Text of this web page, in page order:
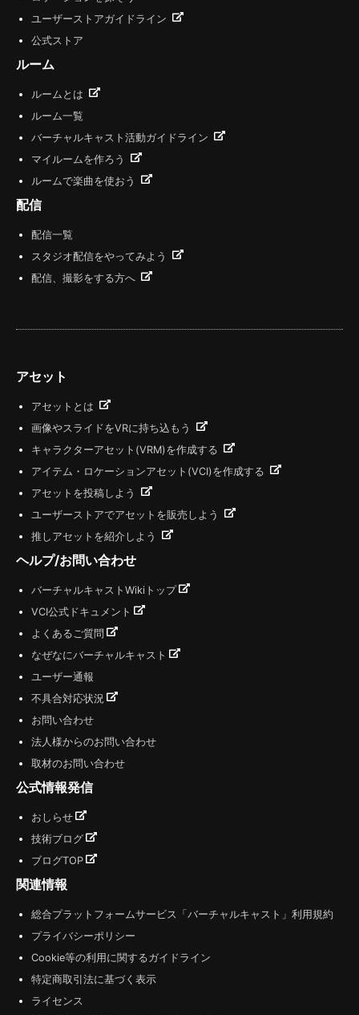
ユーザーストアガイドライン
公式ストア
ルーム
ルームとは
ルーム一覧
バーチャルキャスト活動ガイドライン
マイルームを作ろう
ルームで楽曲を使おう
配信
配信一覧
スタジオ配信をやってみよう
配信、撮影をする方へ
アセット
アセットとは
画像やスライドをVRに持ち込もう
キャラクターアセット(VRM)を作成する
アイテム・ロケーションアセット(VCI)を作成する
アセットを投稿しよう
ユーザーストアでアセットを販売しよう
推しアセットを紹介しよう
ヘルプ/お問い合わせ
バーチャルキャストWikiトップ
VCI公式ドキュメント
よくあるご質問
なぜなにバーチャルキャスト
ユーザー通報
不具合対応状況
お問い合わせ
法人様からのお問い合わせ
取材のお問い合わせ
公式情報発信
おしらせ
技術ブログ
ブログTOP
関連情報
総合プラットフォームサービス「バーチャルキャスト」利用規約
プライバシーポリシー
Cookie等の利用に関するガイドライン
特定商取引法に基づく表示
ライセンス